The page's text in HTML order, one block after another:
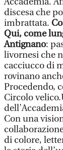
discesa che
imbrattata.
Qui, come
Antignano:
livornesi che
cacciucco di
rovinano
Procedendo,
Circolo
Con una
di colore,